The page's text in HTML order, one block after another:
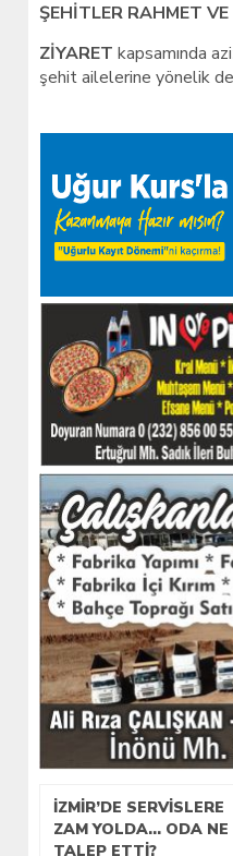
ŞEHİTLER RAHMET
ZİYARET kapsamında
şehit ailelerine yönelik
İZMIR’DE SERVISLERE
ZAM YOLDA… ODA NE
TALEP ETTI?